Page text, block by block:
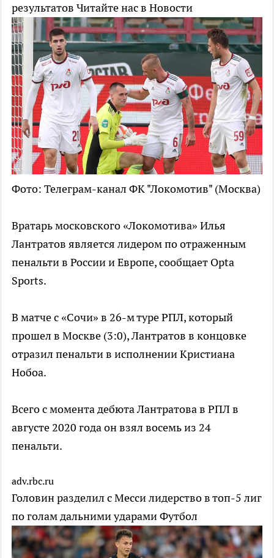
результатов Читайте нас в Новости
Фото: Телеграм-канал ФК "Локомотив" (Москва)
Вратарь московского «Локомотива» Илья
Лантратов является лидером по отраженным
пенальти в России и Европе, сообщает Opta
Sports.
В матче с «Сочи» в 26-м туре РПЛ, который
прошел в Москве (3:0), Лантратов в концовке
отразил пенальти в исполнении Кристиана
Нобоа.
Всего с момента дебюта Лантратова в РПЛ в
августе 2020 года он взял восемь из 24
пенальти.
adv.rbc.ru
Головин разделил с Месси лидерство в топ-5 лиг
по голам дальними ударамиФутбол